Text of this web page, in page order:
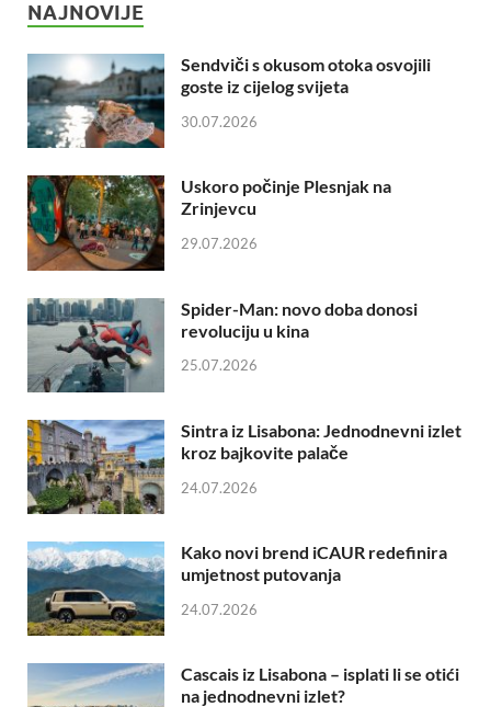
NAJNOVIJE
Sendviči s okusom otoka osvojili
goste iz cijelog svijeta
30.07.2026
Uskoro počinje Plesnjak na
Zrinjevcu
29.07.2026
Spider-Man: novo doba donosi
revoluciju u kina
25.07.2026
Sintra iz Lisabona: Jednodnevni izlet
kroz bajkovite palače
24.07.2026
Kako novi brend iCAUR redefinira
umjetnost putovanja
24.07.2026
Cascais iz Lisabona – isplati li se otići
na jednodnevni izlet?